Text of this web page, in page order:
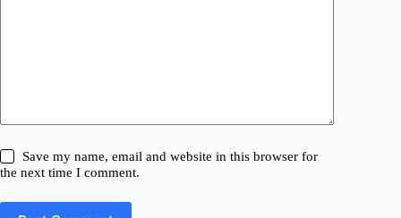
Save my name, email and website in this browser for
the next time I comment.